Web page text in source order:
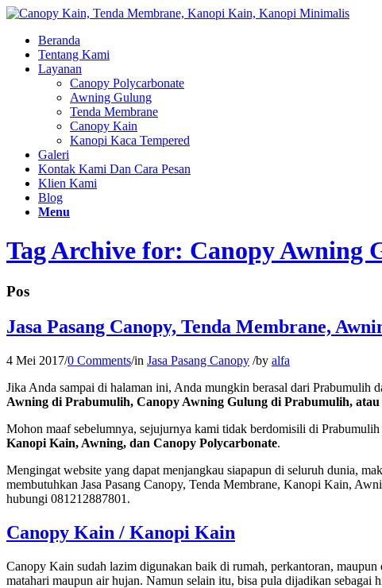
Beranda
Tentang Kami
Layanan
Canopy Polycarbonate
Awning Gulung
Tenda Membrane
Canopy Kain
Kanopi Kaca Tempered
Galeri
Kontak Kami Dan Cara Pesan
Klien Kami
Blog
Menu
Tag Archive for: Canopy Awning
Pos
Jasa Pasang Canopy, Tenda Membrane,
4 Mei 2017/0 Comments/in Jasa Pasang Canopy /by alfa
Jika Anda sampai di halaman ini, Anda mungkin berasal dari Prabumulih
Awning di Prabumulih, Canopy Awning Gulung di Prabumulih,
Mohon maaf sebelumnya, sejujurnya kami tidak berdomisili di
Kanopi Kain, Awning, dan Canopy Polycarbonate.
Mengingat website yang dapat menjangkau siapapun di seluruh dunia,
membutuhkan Jasa Pasang Canopy, Tenda Membrane, Kanopi Kain,
hubungi 081212887801.
Canopy Kain / Kanopi Kain
Canopy Kain sudah lazim digunakan baik di rumah, perkantoran,
matahari maupun air hujan. Namun selain itu, bisa pula dijadikan sebagai